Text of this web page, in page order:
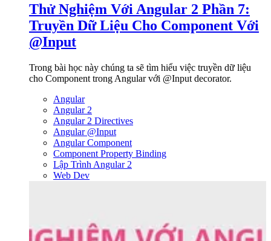
Thử Nghiệm Với Angular 2 Phần 7:
Truyền Dữ Liệu Cho Component Với
@Input
Trong bài học này chúng ta sẽ tìm hiểu việc truyền dữ liệu
cho Component trong Angular với @Input decorator.
Angular
Angular 2
Angular 2 Directives
Angular @Input
Angular Component
Component Property Binding
Lập Trình Angular 2
Web Dev